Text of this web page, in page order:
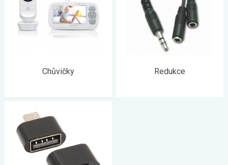
Chůvičky Redukce